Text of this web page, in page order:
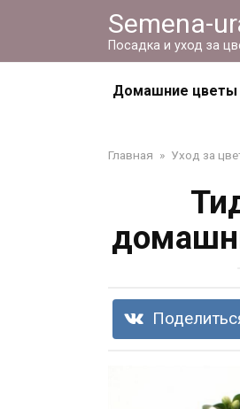
Semena-
Посадка и уход за
Домашние цветы
Главная » Уход за